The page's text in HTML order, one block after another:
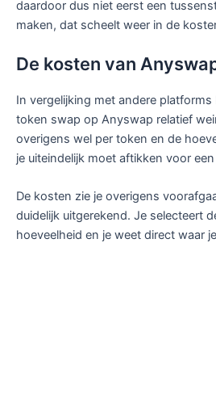
daardoor dus niet eerst een
maken, dat scheelt weer in de
De kosten van
In vergelijking met andere platforms
token swap op Anyswap relatief
overigens wel per token en de
je uiteindelijk moet aftikken voor
De kosten zie je overigens
duidelijk uitgerekend. Je selecteert
hoeveelheid en je weet direct waar